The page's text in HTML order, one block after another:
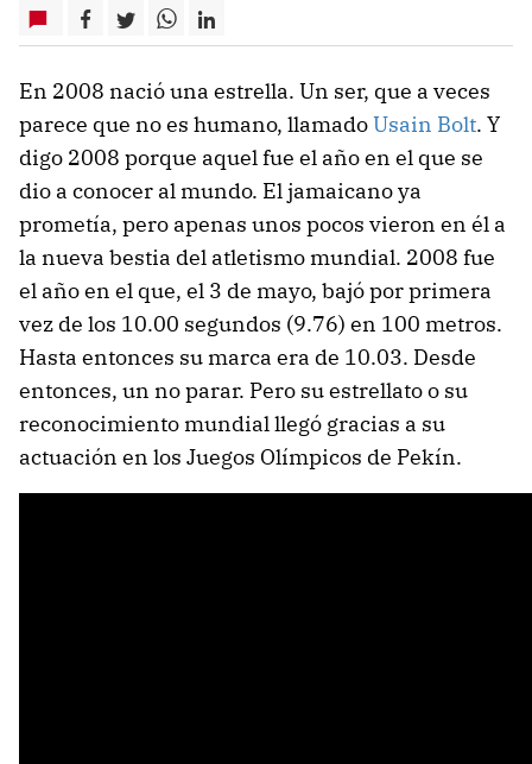
En 2008 nació una estrella. Un ser, que a veces
parece que no es humano, llamadoUsain Bolt. Y
digo 2008 porque aquel fue el año en el que se
dio a conocer al mundo. El jamaicano ya
prometía, pero apenas unos pocos vieron en él a
la nueva bestia del atletismo mundial. 2008 fue
el año en el que, el 3 de mayo, bajó por primera
vez de los 10.00 segundos (9.76) en 100 metros.
Hasta entonces su marca era de 10.03. Desde
entonces, un no parar. Pero su estrellato o su
reconocimiento mundial llegó gracias a su
actuación en los Juegos Olímpicos de Pekín.